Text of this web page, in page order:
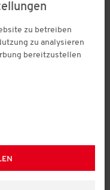
€ 139,00
zu betreiben
zu analysieren
bereitzustellen